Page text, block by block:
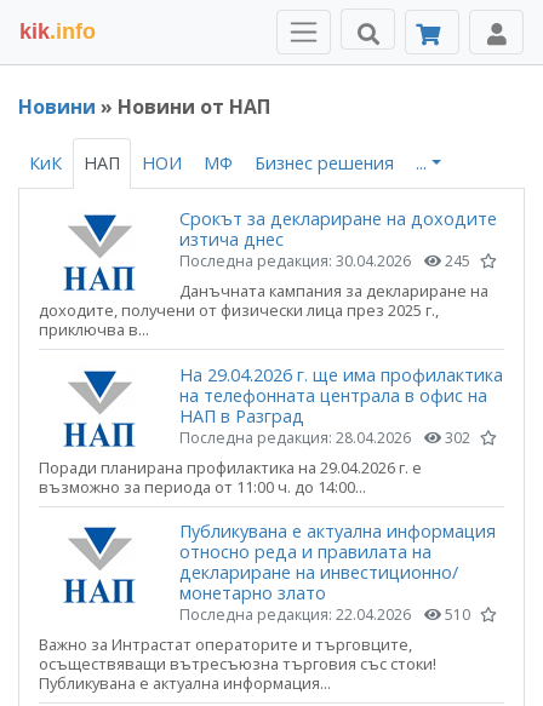
kik.info
Новини » Новини от НАП
КиК НАП НОИ МФ Бизнес решения ...
Срокът за деклариране на доходите
изтича днес
Последна редакция: 30.04.2026 245
Данъчната кампания за деклариране на
доходите, получени от физически лица през 2025 г.,
приключва в...
На 29.04.2026 г. ще има профилактика
на телефонната централа в офис на
НАП в Разград
Последна редакция: 28.04.2026 302
Поради планирана профилактика на 29.04.2026 г. е
възможно за периода от 11:00 ч. до 14:00...
Публикувана е актуална информация
относно реда и правилата на
деклариране на инвестиционно/
монетарно злато
Последна редакция: 22.04.2026 510
Важно за Интрастат операторите и търговците,
осъществяващи вътресъюзна търговия със стоки!
Публикувана е актуална информация...